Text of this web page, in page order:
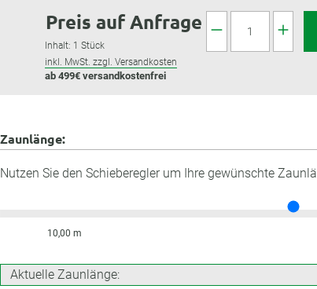
Preis auf Anfrage
Inhalt: 1 Stück
inkl. MwSt. zzgl. Versandkosten
ab 499€ versandkostenfrei
Zaunlänge:
Nutzen Sie den Schieberegler um Ihre gewünschte
Aktuelle Zaunlänge:
10,00 m